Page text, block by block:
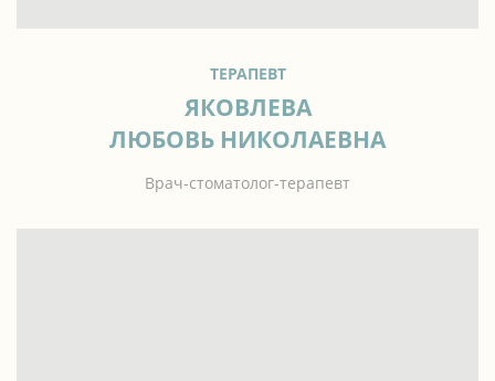
ТЕРАПЕВТ
ЯКОВЛЕВА
ЛЮБОВЬ НИКОЛАЕВНА
Врач-стоматолог-терапевт